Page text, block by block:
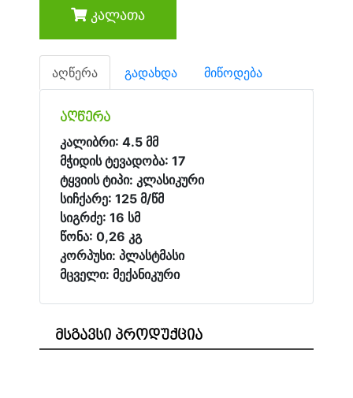
კალათა
აღწერა გადახდა მიწოდება
აღწერა
კალიბრი: 4.5 მმ
მჭიდის ტევადობა: 17
ტყვიის ტიპი: კლასიკური
სიჩქარე: 125 მ/წმ
სიგრძე: 16 სმ
წონა: 0,26 კგ
კორპუსი: პლასტმასი
მცველი: მექანიკური
მსგავსი პროდუქცია